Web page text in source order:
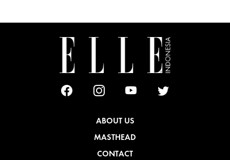
ABOUT US
MASTHEAD
CONTACT